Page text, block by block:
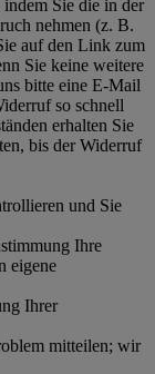
Sie die in der
nehmen (z. B.
auf den Link zum
Sie keine weitere
bitte eine E-Mail
so schnell
erhalten Sie
bis der Widerruf
und Sie
Ihre
eigene
Ihrer
mitteilen; wir